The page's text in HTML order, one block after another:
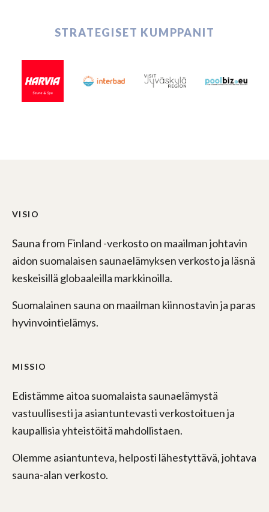
STRATEGISET KUMPPANIT
VISIO
Sauna from Finland -verkosto on maailman johtavin
aidon suomalaisen saunaelämyksen verkosto ja läsnä
keskeisillä globaaleilla markkinoilla.
Suomalainen sauna on maailman kiinnostavin ja paras
hyvinvointielämys.
MISSIO
Edistämme aitoa suomalaista saunaelämystä
vastuullisesti ja asiantuntevasti verkostoituen ja
kaupallisia yhteistöitä mahdollistaen.
Olemme asiantunteva, helposti lähestyttävä, johtava
sauna-alan verkosto.